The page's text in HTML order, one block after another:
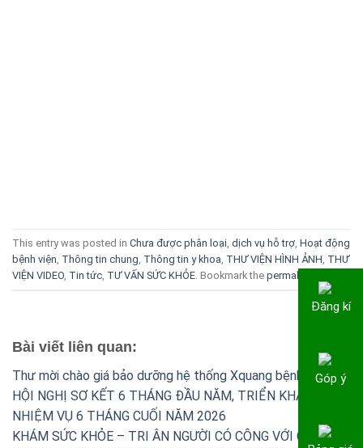
This entry was posted in Chưa được phân loại dịch vụ hỗ trợ Hoạt động
bệnh viện Thông tin chung Thông tin y khoa THƯ VIỆN HÌNH ẢNH THƯ
VIỆN VIDEO Tin tức TƯ VẤN SỨC KHỎE . Bookmark the permalink
Bài viết liên quan:
Thư mời chào giá bảo dưỡng hệ thống Xquang bệnh viện
HỘI NGHỊ SƠ KẾT 6 THÁNG ĐẦU NĂM, TRIỂN KHAI
NHIỆM VỤ 6 THÁNG CUỐI NĂM 2026
KHÁM SỨC KHỎE – TRI ÂN NGƯỜI CÓ CÔNG VỚI CÁCH
Đăng kí
Góp ý